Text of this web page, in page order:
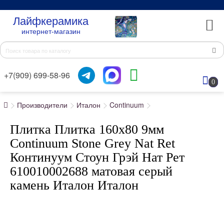
Лайфкерамика
интернет-магазин
+7(909) 699-58-96
0
Производители Италон Continuum
Плитка Плитка 160x80 9мм
Continuum Stone Grey Nat Ret
Континуум Стоун Грэй Нат Рет
610010002688 матовая серый
камень Италон Италон